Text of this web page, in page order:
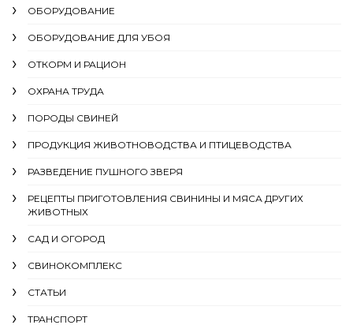
ОБОРУДОВАНИЕ
ОБОРУДОВАНИЕ ДЛЯ УБОЯ
ОТКОРМ И РАЦИОН
ОХРАНА ТРУДА
ПОРОДЫ СВИНЕЙ
ПРОДУКЦИЯ ЖИВОТНОВОДСТВА И ПТИЦЕВОДСТВА
РАЗВЕДЕНИЕ ПУШНОГО ЗВЕРЯ
РЕЦЕПТЫ ПРИГОТОВЛЕНИЯ СВИНИНЫ И МЯСА ДРУГИХ
ЖИВОТНЫХ
САД И ОГОРОД
СВИНОКОМПЛЕКС
СТАТЬИ
ТРАНСПОРТ